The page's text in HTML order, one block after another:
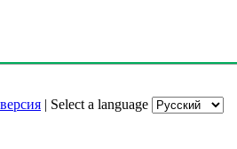
| Select a language